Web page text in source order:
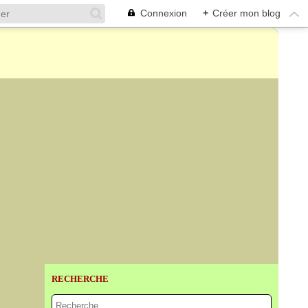
Connexion + Créer mon blog
RECHERCHE